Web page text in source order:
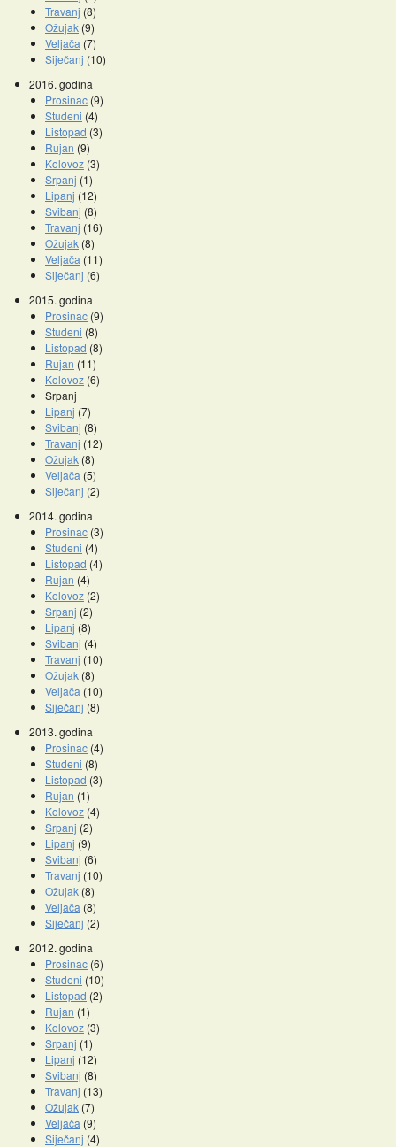
Travanj (8)
Ožujak (9)
Veljača (7)
Siječanj (10)
2016. godina
Prosinac (9)
Studeni (4)
Listopad (3)
Rujan (9)
Kolovoz (3)
Srpanj (1)
Lipanj (12)
Svibanj (8)
Travanj (16)
Ožujak (8)
Veljača (11)
Siječanj (6)
2015. godina
Prosinac (9)
Studeni (8)
Listopad (8)
Rujan (11)
Kolovoz (6)
Srpanj
Lipanj (7)
Svibanj (8)
Travanj (12)
Ožujak (8)
Veljača (5)
Siječanj (2)
2014. godina
Prosinac (3)
Studeni (4)
Listopad (4)
Rujan (4)
Kolovoz (2)
Srpanj (2)
Lipanj (8)
Svibanj (4)
Travanj (10)
Ožujak (8)
Veljača (10)
Siječanj (8)
2013. godina
Prosinac (4)
Studeni (8)
Listopad (3)
Rujan (1)
Kolovoz (4)
Srpanj (2)
Lipanj (9)
Svibanj (6)
Travanj (10)
Ožujak (8)
Veljača (8)
Siječanj (2)
2012. godina
Prosinac (6)
Studeni (10)
Listopad (2)
Rujan (1)
Kolovoz (3)
Srpanj (1)
Lipanj (12)
Svibanj (8)
Travanj (13)
Ožujak (7)
Veljača (9)
Siječanj (4)